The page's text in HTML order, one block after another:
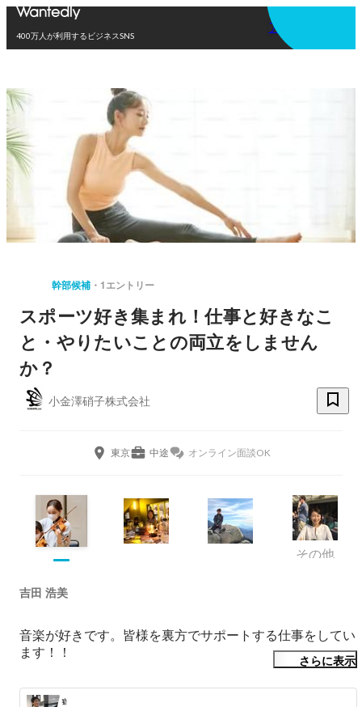
400万人が利用するビジネスSNS
アプリを使う
幹部候補 1エントリー
スポーツ好き集まれ！仕事と好きなこ
と・やりたいことの両立をしません
か？
小金澤硝子株式会社
東京 中途 オンライン面談OK
その他
吉田 浩美
音楽が好きです。皆様を裏方でサポートする仕事をしてい
ます！！
さらに表示